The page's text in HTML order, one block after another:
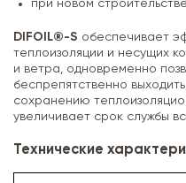
при новом
DIFOIL®-S обеспечивает
теплоизоляции и несущих
и ветра, одновременно
беспрепятственно
сохранению
увеличивает срок службы
Технические